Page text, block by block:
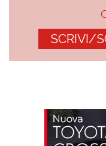
SCRIVI/